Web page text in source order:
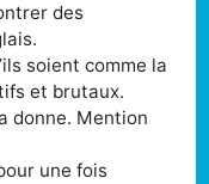
des
soient comme la
et brutaux.
donne. Mention
une fois